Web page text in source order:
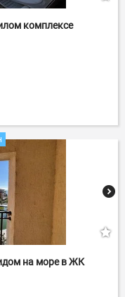
комплексе
на море в ЖК